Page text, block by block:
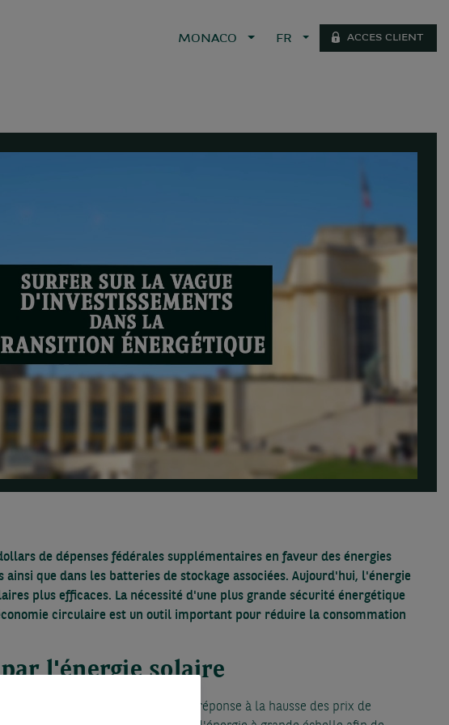
MONACO FR ACCES CLIENT
de dépenses fédérales supplémentaires en faveur des énergies
que dans les batteries de stockage associées. Aujourd'hui, l'énergie
plus efficaces. La nécessité d'une plus grande sécurité énergétique
circulaire est un outil important pour réduire la consommation
l'énergie solaire
renouvelables. Cela vient en réponse à la hausse des prix de